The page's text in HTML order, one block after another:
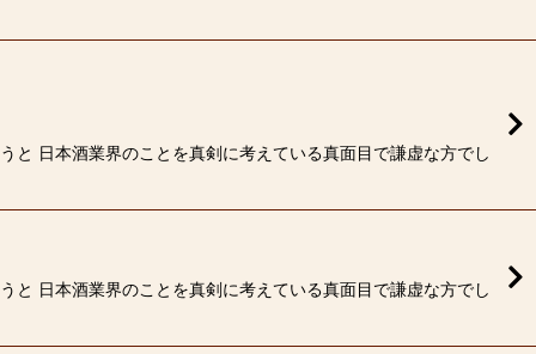
日本酒業界のことを真剣に考えている真面目で謙虚な方でし
日本酒業界のことを真剣に考えている真面目で謙虚な方でし